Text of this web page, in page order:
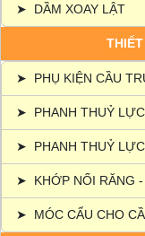
➤ DẦM XOAY LẬT
➤ PHỤ KIỆN CẦU
➤ PHANH THUỶ
➤ PHANH THUỶ
➤ KHỚP NỐI RĂNG
➤ MÓC CẨU CHO